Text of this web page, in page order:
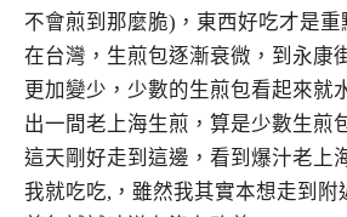
不會煎到那麼脆)，東西好吃才是重
在台灣，生煎包逐漸衰微，到永康
更加變少，少數的生煎包看起來就
出一間老上海生煎，算是少數生煎
這天剛好走到這邊，看到爆汁老上
我就吃吃,，雖然我其實本想走到附